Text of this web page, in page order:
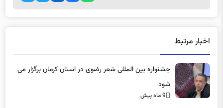
اخبار مرتبط
جشنواره بین المللی شعر رضوی در استان کرمان برگزار می
شود
9 ماه پیش